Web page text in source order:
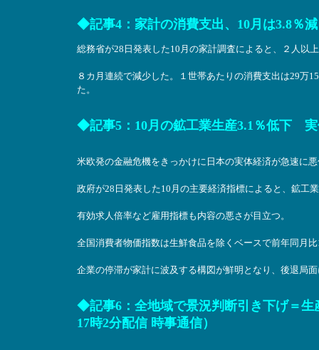
◆記事4：家計の消費支出、10月は3.8％
総務省が28日発表した10月の家計調査によると、２人以
８カ月連続で減少した。１世帯あたりの消費支出は29万
た。
◆記事5：10月の鉱工業生産3.1％低下
米欧発の金融危機をきっかけに日本の実体経済が急速に
政府が28日発表した10月の主要経済指標によると、鉱工
有効求人倍率など雇用指標も内容の悪さが目立つ。
全国消費者物価指数は生鮮食品を除くベースで前年同月
企業の停滞が家計に波及する構図が鮮明となり、後退局
◆記事6：全地域で景況判断引き下げ＝生
17時2分配信 時事通信）